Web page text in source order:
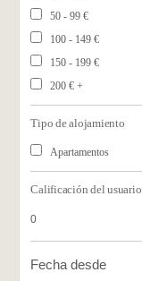
50 - 99€
100 - 149€
150 - 199€
200€ +
Tipo de alojamiento
Apartamentos
Calificación del usuario
0
Fecha desde